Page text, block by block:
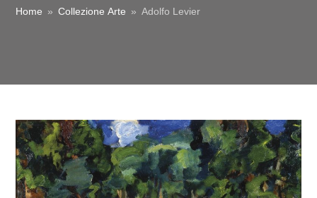
Home » Collezione Arte » Adolfo Levier